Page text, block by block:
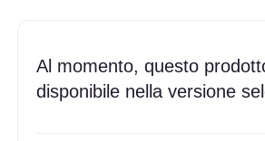
Al momento, questo
disponibile nella versione